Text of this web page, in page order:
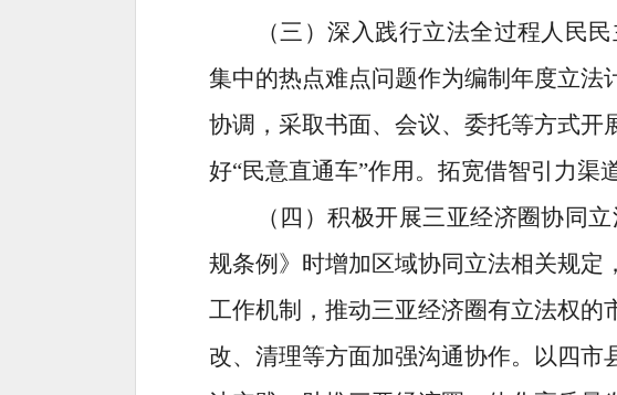
（三）深入践行立法全过程人民民
集中的热点难点问题作为编制年度立法
协调，采取书面、会议、委托等方式
好“民意直通车”作用。拓宽借智引力渠
（ 四 ）积极开展三亚经济圈协同立
规条例》 时增加区域协同立法相关规定
工作机制，推动三亚经济圈有立法权的
改、清理等方面加强沟通协作。以四市